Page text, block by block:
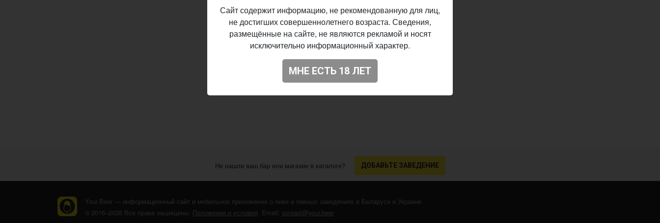
Не нашли ваш бар или магазин в каталоге? ДОБАВЬТЕ ЗАВЕДЕНИЕ
Your.Beer — информационный сайт и мобильное приложение о пиве и пивных заведениях в Беларуси и Украине
© 2016–2026 Все права защищены. Положения и условия. Email: contact@your.beer
Сайт содержит информацию, не рекомендованную для лиц,
не достигших совершеннолетнего возраста. Сведения,
размещённые на сайте, не являются рекламой и носят
исключительно информационный характер.
МНЕ ЕСТЬ 18 ЛЕТ